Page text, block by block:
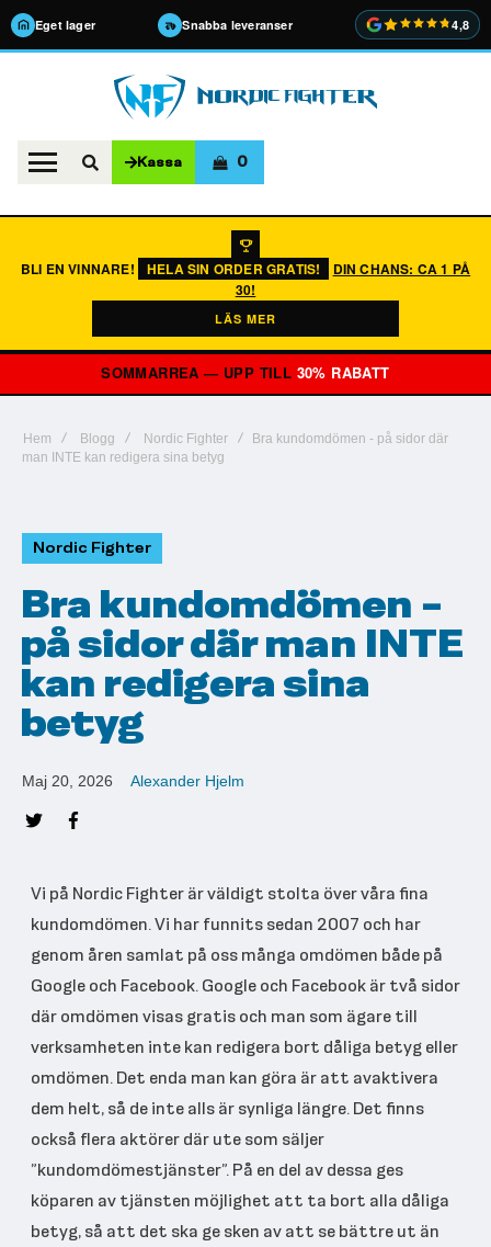
Eget lager Snabba leveranser 4,8
Kassa 0
BLI EN VINNARE! HELA SIN ORDER GRATIS!
DIN CHANS: CA 1 PÅ
30!
LÄS MER
SOMMARREA — UPP TILL 30% RABATT
Hem Blogg Nordic Fighter
Bra kundomdömen - på sidor där
man INTE kan redigera sina betyg
Nordic Fighter
Bra kundomdömen -
på sidor där man INTE
kan redigera sina
betyg
Maj 20, 2026 Alexander Hjelm
Vi på Nordic Fighter är väldigt stolta över våra fina
kundomdömen. Vi har funnits sedan 2007 och har
genom åren samlat på oss många omdömen både på
Google och Facebook. Google och Facebook är två sidor
där omdömen visas gratis och man som ägare till
verksamheten inte kan redigera bort dåliga betyg eller
omdömen. Det enda man kan göra är att avaktivera
dem helt, så de inte alls är synliga längre. Det finns
också flera aktörer där ute som säljer
”kundomdömestjänster”. På en del av dessa ges
köparen av tjänsten möjlighet att ta bort alla dåliga
betyg, så att det ska ge sken av att se bättre ut än